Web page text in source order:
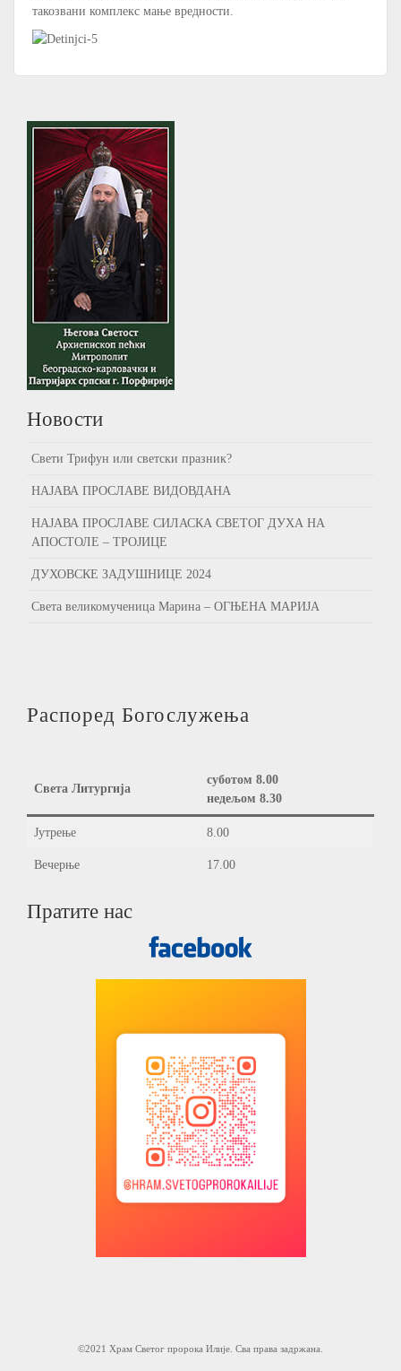
Новости
Свети Трифун или светски празник?
НАЈАВА ПРОСЛАВЕ ВИДОВДАНА
НАЈАВА ПРОСЛАВЕ СИЛАСКА СВЕТОГ ДУХА НА
АПОСТОЛЕ – ТРОЈИЦЕ
ДУХОВСКЕ ЗАДУШНИЦЕ 2024
Света великомученица Марина – ОГЊЕНА МАРИЈА
такозвани комплекс мање вредности.
Распоред Богослужења
Света Литургија
суботом 8.00
недељом 8.30
Јутрење 8.00
Вечерње 17.00
Пратите нас
©2021 Храм Светог пророка Илије. Сва права задржана.